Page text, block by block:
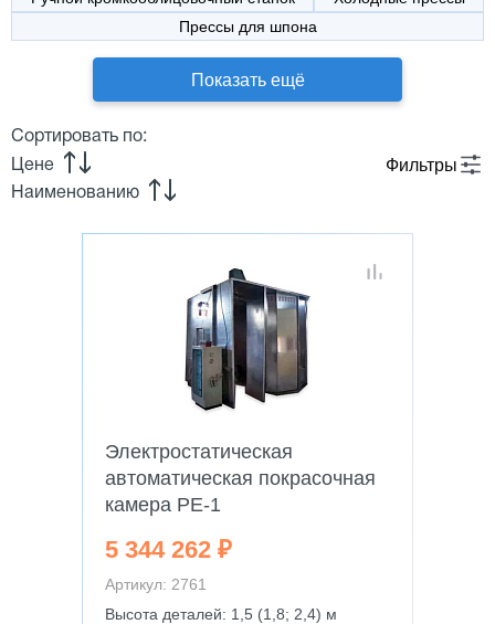
Прессы для шпона
Показать ещё
Фильтры
Сортировать по:
Цене
Наименованию
Электростатическая
автоматическая покрасочная
камера PE-1
5 344 262 ₽
Артикул: 2761
Высота деталей: 1,5 (1,8; 2,4) м